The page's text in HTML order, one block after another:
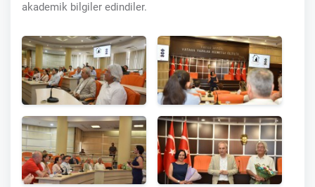
akademik bilgiler edindiler.